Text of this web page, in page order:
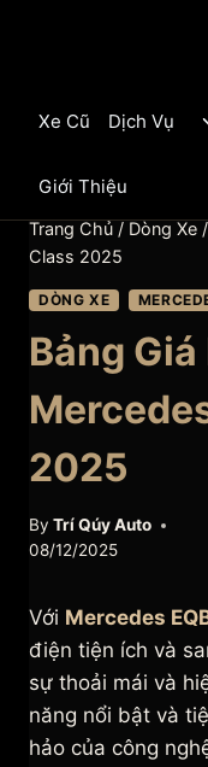
Xe Cũ Dịch Vụ
Giới Thiệu
Trang Chủ / Dòng Xe /
Class 2025
DÒNG XE
Bảng
2025
By Trí Qúy Auto
08/12/2025
Với Mercedes
điện tiện ích và
sự thoải mái và
năng nổi bật và
hảo của công